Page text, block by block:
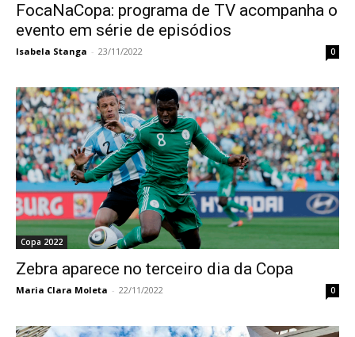
FocaNaCopa: programa de TV acompanha o
evento em série de episódios
Isabela Stanga - 23/11/2022 0
Copa 2022
Zebra aparece no terceiro dia da Copa
Maria Clara Moleta - 22/11/2022 0